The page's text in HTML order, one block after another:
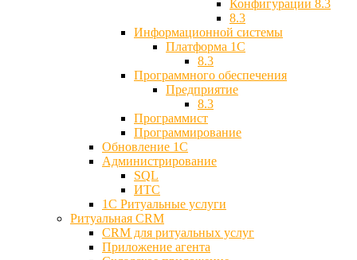
Конфигурации 8.3
8.3
Информационной системы
Платформа 1С
8.3
Программного обеспечения
Предприятие
8.3
Программист
Программирование
Обновление 1С
Администрирование
SQL
ИТС
1С Ритуальные услуги
Ритуальная CRM
CRM для ритуальных услуг
Приложение агента